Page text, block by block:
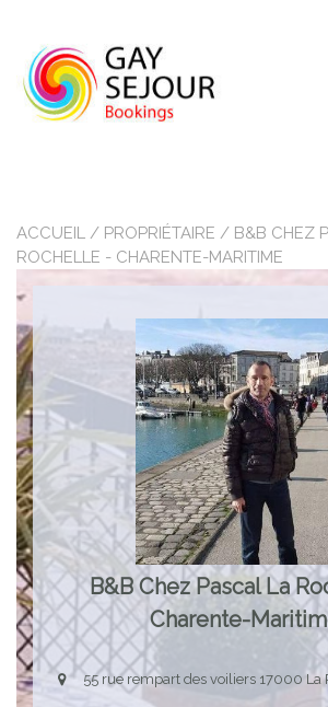
content
ACCUEIL / PROPRIÉTAIRE / B&B CHEZ
ROCHELLE - CHARENTE-MARITIME
B&B Chez Pascal La
Charente-
55 rue rempart des voiliers 17000 La